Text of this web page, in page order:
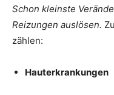
Schon kleinste
Reizungen auslösen.
zählen:
Hauterkrankungen